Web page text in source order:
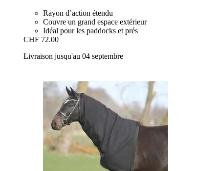
Rayon d’action étendu
Couvre un grand espace extérieur
Idéal pour les paddocks et prés
CHF 72.00
Livraison jusqu'au 04 septembre